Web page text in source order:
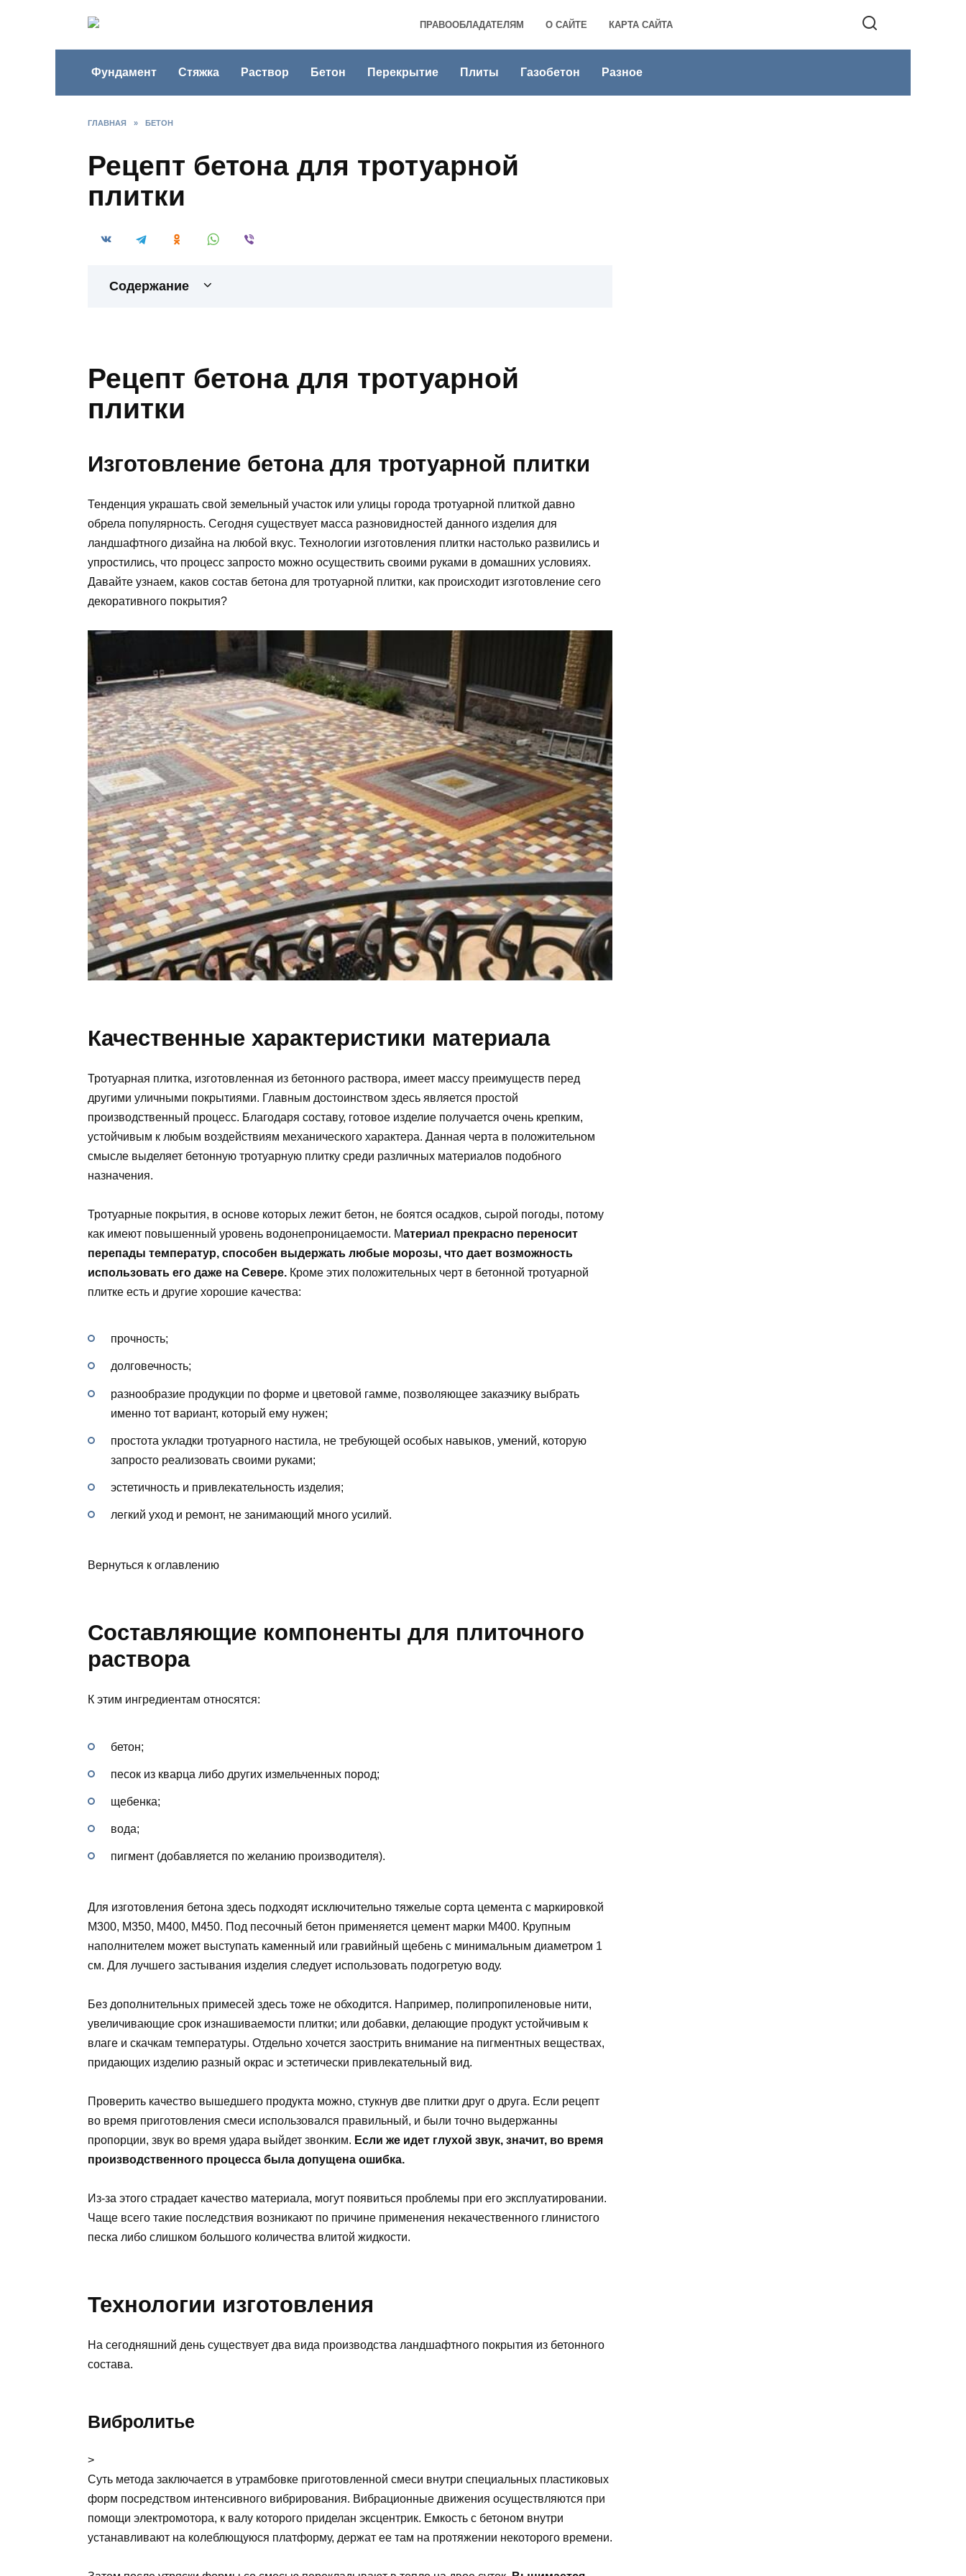
ПРАВООБЛАДАТЕЛЯМ О САЙТЕ КАРТА САЙТА
Фундамент Стяжка Раствор Бетон Перекрытие Плиты Газобетон Разное
ГЛАВНАЯ » БЕТОН
Рецепт бетона для тротуарной
плитки
Содержание
Рецепт бетона для тротуарной
плитки
Изготовление бетона для тротуарной плитки
Тенденция украшать свой земельный участок или улицы города тротуарной плиткой давно
обрела популярность. Сегодня существует масса разновидностей данного изделия для
ландшафтного дизайна на любой вкус. Технологии изготовления плитки настолько развились и
упростились, что процесс запросто можно осуществить своими руками в домашних условиях.
Давайте узнаем, каков состав бетона для тротуарной плитки, как происходит изготовление сего
декоративного покрытия?
Качественные характеристики материала
Тротуарная плитка, изготовленная из бетонного раствора, имеет массу преимуществ перед
другими уличными покрытиями. Главным достоинством здесь является простой
производственный процесс. Благодаря составу, готовое изделие получается очень крепким,
устойчивым к любым воздействиям механического характера. Данная черта в положительном
смысле выделяет бетонную тротуарную плитку среди различных материалов подобного
назначения.
Тротуарные покрытия, в основе которых лежит бетон, не боятся осадков, сырой погоды, потому
как имеют повышенный уровень водонепроницаемости. Материал прекрасно переносит
перепады температур, способен выдержать любые морозы, что дает возможность
использовать его даже на Севере. Кроме этих положительных черт в бетонной тротуарной
плитке есть и другие хорошие качества:
прочность;
долговечность;
разнообразие продукции по форме и цветовой гамме, позволяющее заказчику выбрать
именно тот вариант, который ему нужен;
простота укладки тротуарного настила, не требующей особых навыков, умений, которую
запросто реализовать своими руками;
эстетичность и привлекательность изделия;
легкий уход и ремонт, не занимающий много усилий.
Вернуться к оглавлению
Составляющие компоненты для плиточного
раствора
К этим ингредиентам относятся:
бетон;
песок из кварца либо других измельченных пород;
щебенка;
вода;
пигмент (добавляется по желанию производителя).
Для изготовления бетона здесь подходят исключительно тяжелые сорта цемента с маркировкой
М300, М350, М400, М450. Под песочный бетон применяется цемент марки М400. Крупным
наполнителем может выступать каменный или гравийный щебень с минимальным диаметром 1
см. Для лучшего застывания изделия следует использовать подогретую воду.
Без дополнительных примесей здесь тоже не обходится. Например, полипропиленовые нити,
увеличивающие срок изнашиваемости плитки; или добавки, делающие продукт устойчивым к
влаге и скачкам температуры. Отдельно хочется заострить внимание на пигментных веществах,
придающих изделию разный окрас и эстетически привлекательный вид.
Проверить качество вышедшего продукта можно, стукнув две плитки друг о друга. Если рецепт
во время приготовления смеси использовался правильный, и были точно выдержанны
пропорции, звук во время удара выйдет звонким. Если же идет глухой звук, значит, во время
производственного процесса была допущена ошибка.
Из-за этого страдает качество материала, могут появиться проблемы при его эксплуатировании.
Чаще всего такие последствия возникают по причине применения некачественного глинистого
песка либо слишком большого количества влитой жидкости.
Технологии изготовления
На сегодняшний день существует два вида производства ландшафтного покрытия из бетонного
состава.
Вибролитье
>
Суть метода заключается в утрамбовке приготовленной смеси внутри специальных пластиковых
форм посредством интенсивного вибрирования. Вибрационные движения осуществляются при
помощи электромотора, к валу которого приделан эксцентрик. Емкость с бетоном внутри
устанавливают на колеблющуюся платформу, держат ее там на протяжении некоторого времени.